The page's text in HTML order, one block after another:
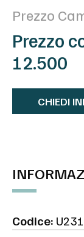
Prezzo
Prezzo
12.500
CHIEDI
Codice: